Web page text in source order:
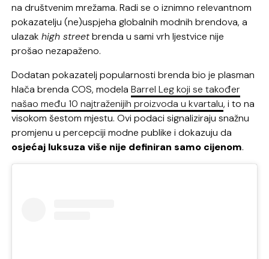
na društvenim mrežama. Radi se o iznimno relevantnom
pokazatelju (ne)uspjeha globalnih modnih brendova, a
ulazakhigh streetbrenda u sami vrh ljestvice nije
prošao nezapaženo.
Dodatan pokazatelj popularnosti brenda bio je plasman
hlača brenda COS, modelaBarrel Leg koji se također
našao među 10 najtraženijih proizvoda u kvartalu, i to na
visokom šestom mjestu. Ovi podaci signaliziraju snažnu
promjenu u percepciji modne publike i dokazuju da
osjećaj luksuza više nije definiran samo cijenom.